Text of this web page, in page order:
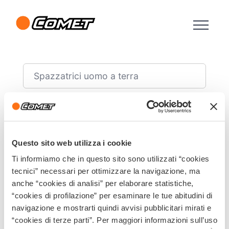
Questo sito web utilizza i cookie
Ti informiamo che in questo sito sono utilizzati “cookies
tecnici” necessari per ottimizzare la navigazione, ma
anche “cookies di analisi” per elaborare statistiche,
“cookies di profilazione” per esaminare le tue abitudini di
navigazione e mostrarti quindi avvisi pubblicitari mirati e
“cookies di terze parti”. Per maggiori informazioni sull’uso
Spazzatrici uomo a terra
spazzare suqualsiasi superficie
pavimentata interna ed esterna, come
ceramica, gres porcellanato, marmo, cemento,
materiali resilienti e moquette, raccogliendo
nello stesso momento sia lo sporco grossolano
che la polvere fine. Una spazzatrice può essere